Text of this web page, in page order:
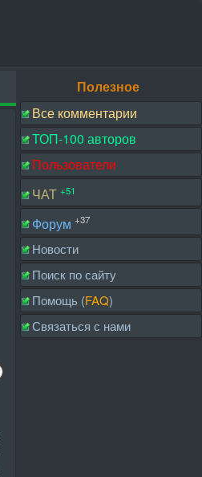
Полезное
Все комментарии
ТОП-100 авторов
Пользователи
ЧАТ +51
Форум +37
Новости
Поиск по сайту
Помощь (FAQ)
Связаться с нами